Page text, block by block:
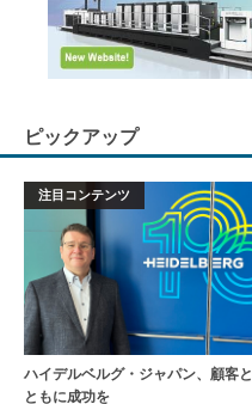
ピックアップ
注目コンテンツ
ハイデルベルグ・ジャパン、顧客と
ともに成功を